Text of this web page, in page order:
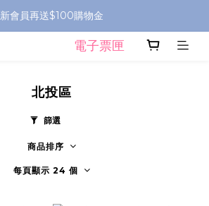
新會員再送$100購物金
電子票匣
北投區
篩選
商品排序
每頁顯示 24 個